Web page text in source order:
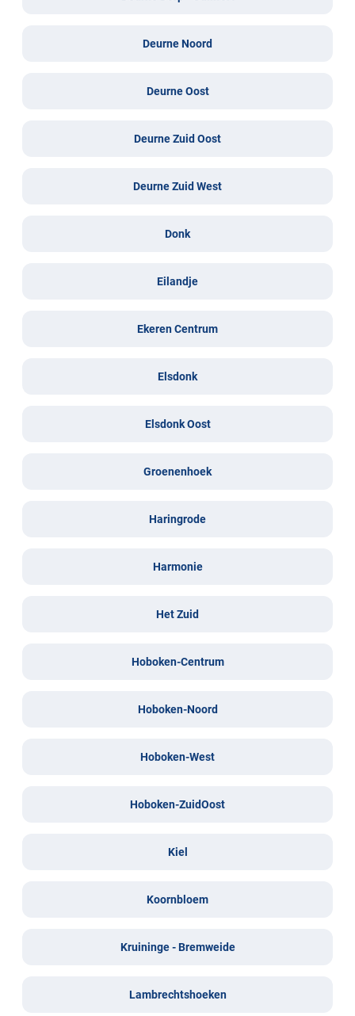
Deurne Noord
Deurne Oost
Deurne Zuid Oost
Deurne Zuid West
Donk
Eilandje
Ekeren Centrum
Elsdonk
Elsdonk Oost
Groenenhoek
Haringrode
Harmonie
Het Zuid
Hoboken-Centrum
Hoboken-Noord
Hoboken-West
Hoboken-ZuidOost
Kiel
Koornbloem
Kruininge - Bremweide
Lambrechtshoeken